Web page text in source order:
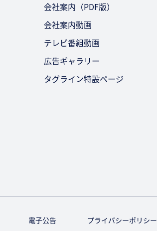
会社案内（PDF版）
会社案内動画
テレビ番組動画
広告ギャラリー
タグライン特設ページ
電子公告 プライバシーポリシー